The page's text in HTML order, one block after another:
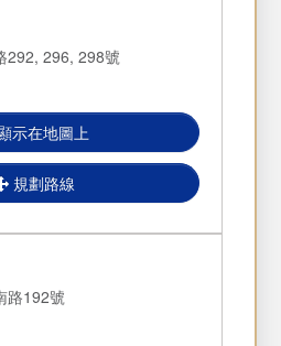
292, 296, 298號
示在地圖上
規劃路線
路192號
could not be loaded.